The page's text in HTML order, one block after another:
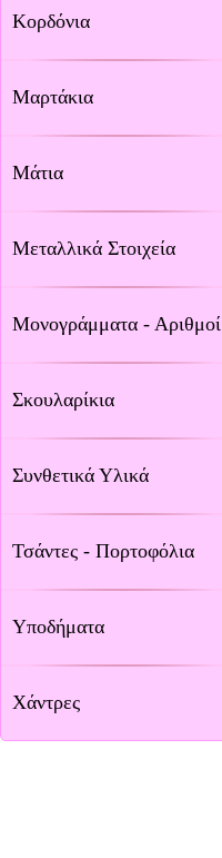
Κορδόνια
Μαρτάκια
Μάτια
Μεταλλικά Στοιχεία
Μονογράμματα - Αριθμοί
Σκουλαρίκια
Συνθετικά Υλικά
Τσάντες - Πορτοφόλια
Υποδήματα
Χάντρες